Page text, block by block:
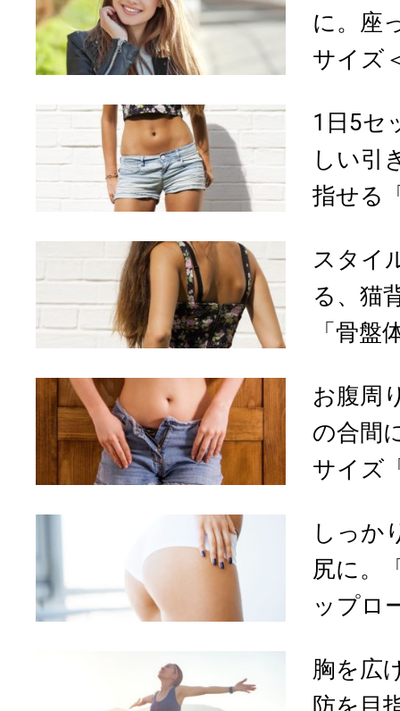
に。座
サイズ
1日5セ
しい引
指せる
スタイ
る、猫
「骨盤
お腹周
の合間
サイズ
しっか
尻に。
ップロ
胸を広
防を目